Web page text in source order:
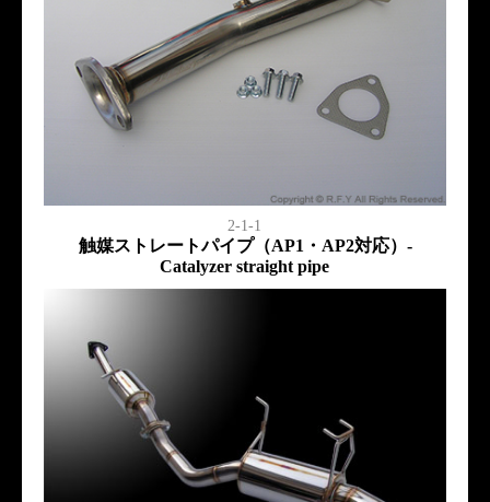
2-1-1
触媒ストレートパイプ（AP1・AP2対応）-
Catalyzer straight pipe